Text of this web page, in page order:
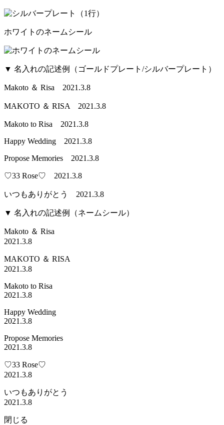
ホワイトのネームシール
▼ 名入れの記述例（ゴールドプレート/シルバープレート）
Makoto ＆ Risa 2021.3.8
MAKOTO ＆ RISA 2021.3.8
Makoto to Risa 2021.3.8
Happy Wedding 2021.3.8
Propose Memories 2021.3.8
♡33 Rose♡ 2021.3.8
いつもありがとう 2021.3.8
▼ 名入れの記述例（ネームシール）
Makoto ＆ Risa
2021.3.8
MAKOTO ＆ RISA
2021.3.8
Makoto to Risa
2021.3.8
Happy Wedding
2021.3.8
Propose Memories
2021.3.8
♡33 Rose♡
2021.3.8
いつもありがとう
2021.3.8
閉じる